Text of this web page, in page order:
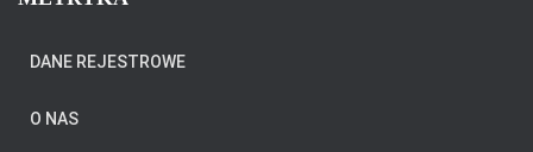
DANE REJESTROWE
O NAS